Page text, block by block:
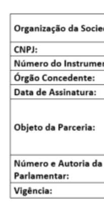
Unoesc
Store
Selecione
o idioma
A+